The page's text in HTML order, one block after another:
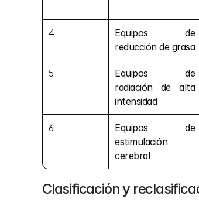
4
Equipos de
reducción de grasa
5
Equipos de
radiación de alta
intensidad
6
Equipos de
estimulación
cerebral
Clasificación y